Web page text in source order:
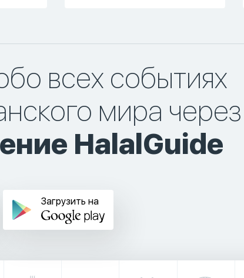
всех событиях
мира через
HalalGuide
Загрузить на